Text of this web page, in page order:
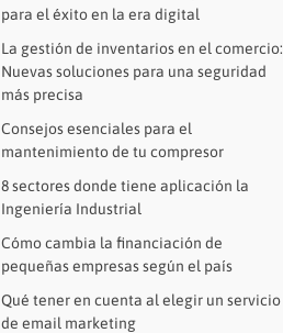
para el éxito en la era digital
La gestión de inventarios en el comercio:
Nuevas soluciones para una seguridad
más precisa
Consejos esenciales para el
mantenimiento de tu compresor
8 sectores donde tiene aplicación la
Ingeniería Industrial
Cómo cambia la financiación de
pequeñas empresas según el país
Qué tener en cuenta al elegir un servicio
de email marketing